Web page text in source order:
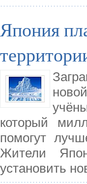
Япония
который
помогут
Жители
установить